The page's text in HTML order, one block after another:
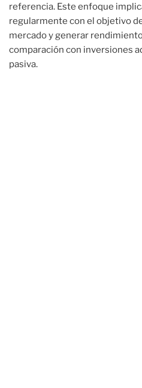
referencia. Este enfoque
regularmente con el objetivo
mercado y generar
comparación con inversiones
pasiva.